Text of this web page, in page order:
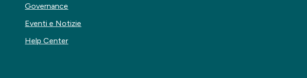
Governance
Eventi e Notizie
Help Center